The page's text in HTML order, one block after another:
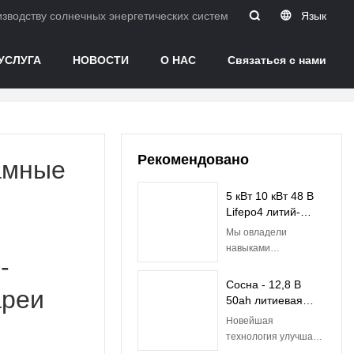
солнечных энергетических систем в Китае. Язык
НОВОСТИ О НАС
Связаться с нами
Рекомендовано
5 кВт 10 кВт 48 В
Lifepo4 литий-
ионный
аккумулятор со
Мы овладели
навыками
процесса дешевой
солнечной энергии 5
Battery 48v 50ah
Литий-ионная
Сосна - 12,8 В
50ah литиевая
батарея Lifepo4
батареи для
Новейшая
технология улучшает